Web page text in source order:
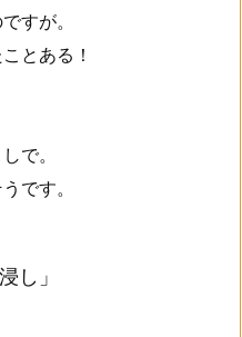
すが。
とある！
で。
です。
し」